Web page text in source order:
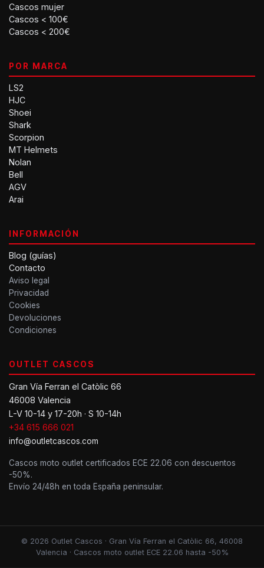
Cascos mujer
Cascos < 100€
Cascos < 200€
POR MARCA
LS2
HJC
Shoei
Shark
Scorpion
MT Helmets
Nolan
Bell
AGV
Arai
INFORMACIÓN
Blog (guías)
Contacto
Aviso legal
Privacidad
Cookies
Devoluciones
Condiciones
OUTLET CASCOS
Gran Vía Ferran el Catòlic 66
46008 Valencia
L-V 10-14 y 17-20h · S 10-14h
+34 615 666 021
info@outletcascos.com
Cascos moto outlet certificados ECE 22.06 con descuentos
-50%.
Envío 24/48h en toda España peninsular.
© 2026 Outlet Cascos · Gran Vía Ferran el Catòlic 66, 46008
Valencia · Cascos moto outlet ECE 22.06 hasta -50%